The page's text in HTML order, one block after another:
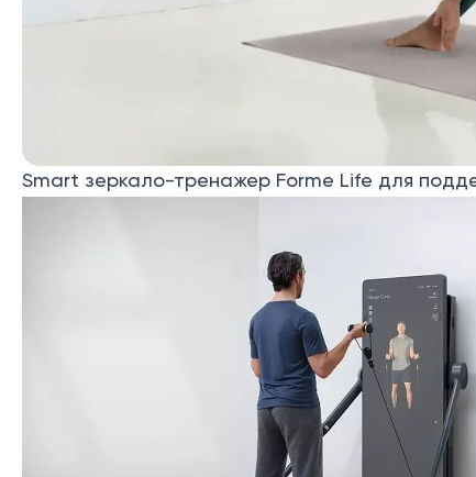
Smart зеркало-тренажер Forme Life для